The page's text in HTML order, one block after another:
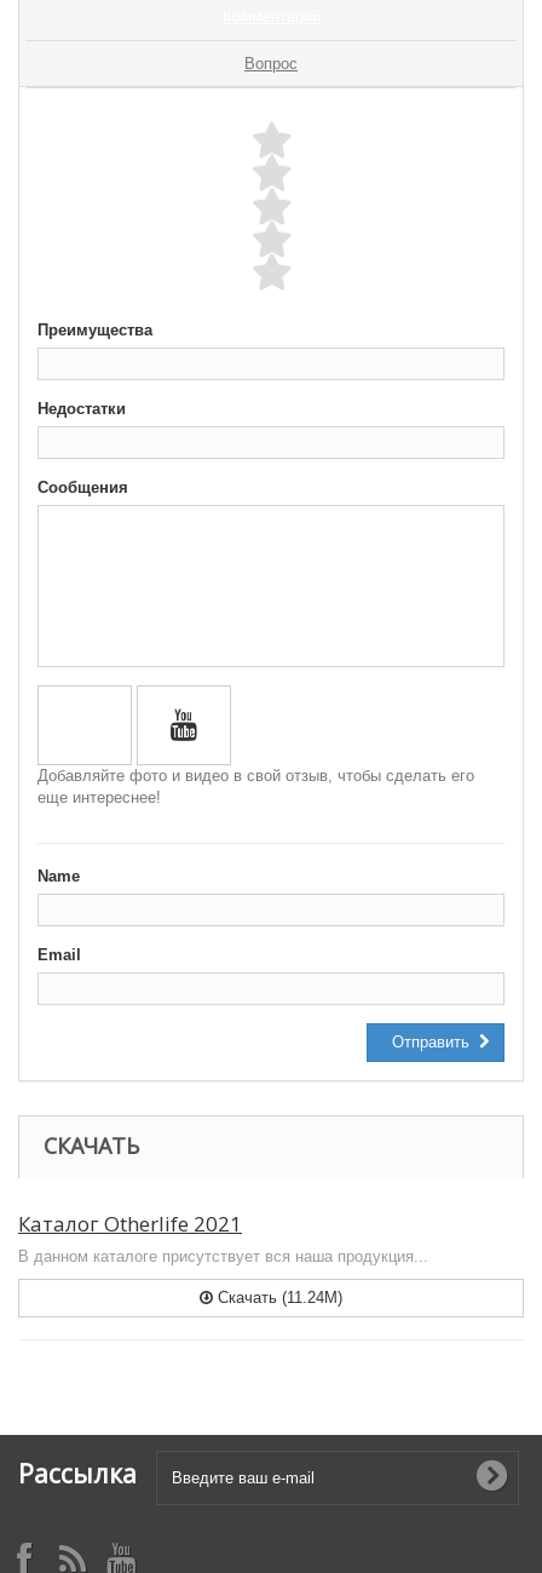
Вопрос
Преимущества
Недостатки
Сообщения
Добавляйте фото и видео в свой отзыв, чтобы сделать его
еще интереснее!
Name
Email
Отправить
СКАЧАТЬ
Каталог Otherlife 2021
В данном каталоге присутствует вся наша продукция...
Скачать (11.24M)
Рассылка